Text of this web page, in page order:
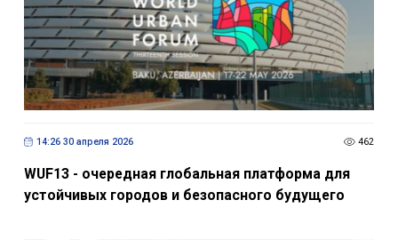
14:26 30 апреля 2026 462
WUF13 - очередная глобальная платформа для
устойчивых городов и безопасного будущего